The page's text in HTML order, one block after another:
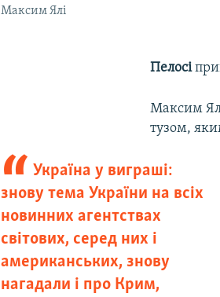
Максим Ялі
Пелосі
Максим
тузом,
Україна у виграші:
знову тема України на всіх
новинних агентствах
світових, серед них і
американських, знову
нагадали і про Крим,